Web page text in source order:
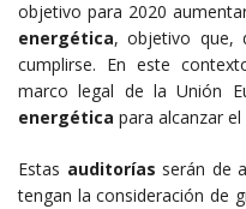
objetivo para 2020
energética, objetivo que,
cumplirse. En este
marco legal de la Unión
energética para alcanzar
Estas auditorías serán de
tengan la consideración de